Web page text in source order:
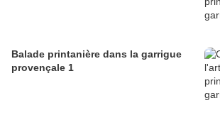
Balade printanière dans la garrigue
provençale 1